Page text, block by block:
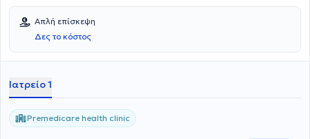
Απλή επίσκεψη
Δες το κόστος
Ιατρείο 1
Premedicare health clinic